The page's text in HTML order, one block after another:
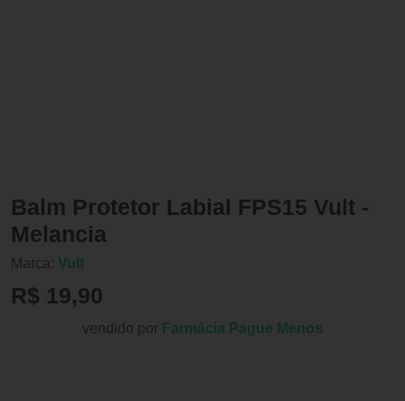
Balm Protetor Labial FPS15 Vult -
Melancia
Marca: Vult
R$ 19,90
vendido por Farmácia Pague Menos